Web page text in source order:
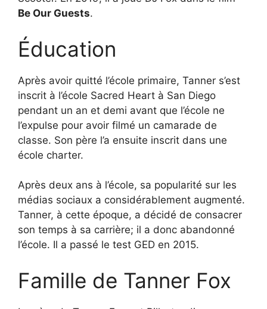
Be Our Guests.
Éducation
Après avoir quitté l’école primaire, Tanner s’est
inscrit à l’école Sacred Heart à San Diego
pendant un an et demi avant que l’école ne
l’expulse pour avoir filmé un camarade de
classe. Son père l’a ensuite inscrit dans une
école charter.
Après deux ans à l’école, sa popularité sur les
médias sociaux a considérablement augmenté.
Tanner, à cette époque, a décidé de consacrer
son temps à sa carrière; il a donc abandonné
l’école. Il a passé le test GED en 2015.
Famille de Tanner Fox